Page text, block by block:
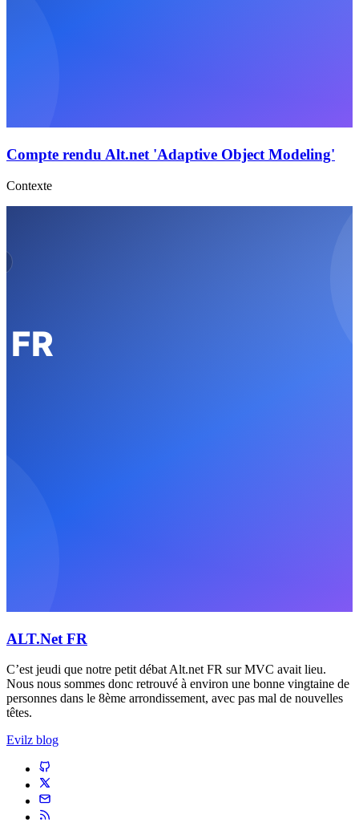
Compte rendu Alt.net 'Adaptive Object Modeling'
Contexte
ALT.Net FR
C’est jeudi que notre petit débat Alt.net FR sur MVC avait lieu.
Nous nous sommes donc retrouvé à environ une bonne vingtaine de
personnes dans le 8ème arrondissement, avec pas mal de nouvelles
têtes.
Evilz blog